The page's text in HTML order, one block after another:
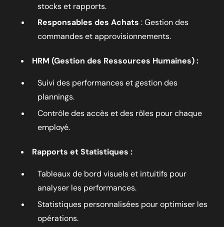
stocks et rapports.
Responsables des Achats : Gestion des
commandes et approvisionnements.
HRM (Gestion des Ressources Humaines) :
Suivi des performances et gestion des
plannings.
Contrôle des accès et des rôles pour chaque
employé.
Rapports et Statistiques :
Tableaux de bord visuels et intuitifs pour
analyser les performances.
Statistiques personnalisées pour optimiser les
opérations.